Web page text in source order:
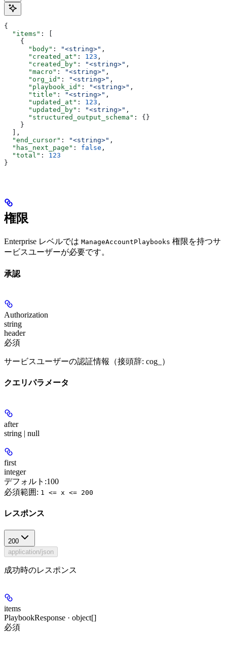
{
  "items"
: [
    {
      "body"
: "<string>" ,
      "created_at"
: 123 ,
      "created_by"
: "<string>" ,
      "macro"
: "<string>" ,
      "org_id"
: "<string>" ,
      "playbook_id"
: "<string>" ,
      "title"
: "<string>" ,
      "updated_at"
: 123 ,
      "updated_by"
: "<string>" ,
      "structured_output_schema"
: {}
    }
  ],
  "end_cursor"
: "<string>" ,
  "has_next_page"
: false ,
  "total"
: 123
}
権限
Enterprise レベルでは ManageAccountPlaybooks 権限を持つサ
ービスユーザーが必要です。
承認
Authorization
string
header
必須
サービスユーザーの認証情報（接頭辞: cog_）
クエリパラメータ
after
string | null
first
integer
デフォルト:100
必須範囲 : 1 <= x <= 200
レスポンス
200
application/json
成功時のレスポンス
items
PlaybookResponse · object[]
必須